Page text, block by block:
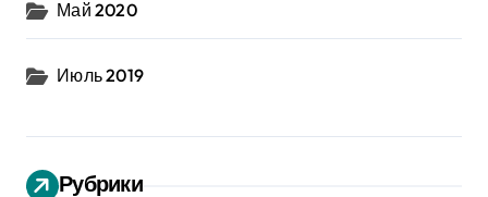
Май 2020
Июль 2019
Рубрики